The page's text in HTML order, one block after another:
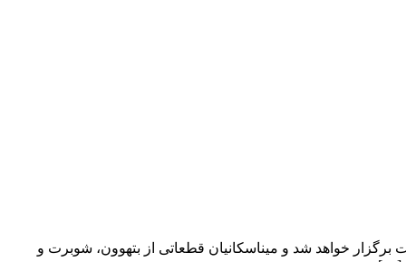
اثر بتهوون را در تالار وحدت می‌نوازد. این کنسرت ۲ خرداد ماه در تالار وحدت برگزار خواهد شد و میناسکانیان قطعاتی از بتهوون، شوبرت و